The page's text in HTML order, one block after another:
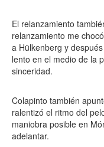
El relanzamiento
relanzamiento me
a Hülkenberg y
lento en el medio de la
sinceridad.
Colapinto también
ralentizó el ritmo del
maniobra posible en
adelantar.